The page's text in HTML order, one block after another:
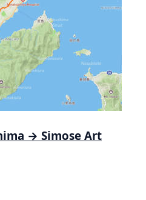
→ Simose Art